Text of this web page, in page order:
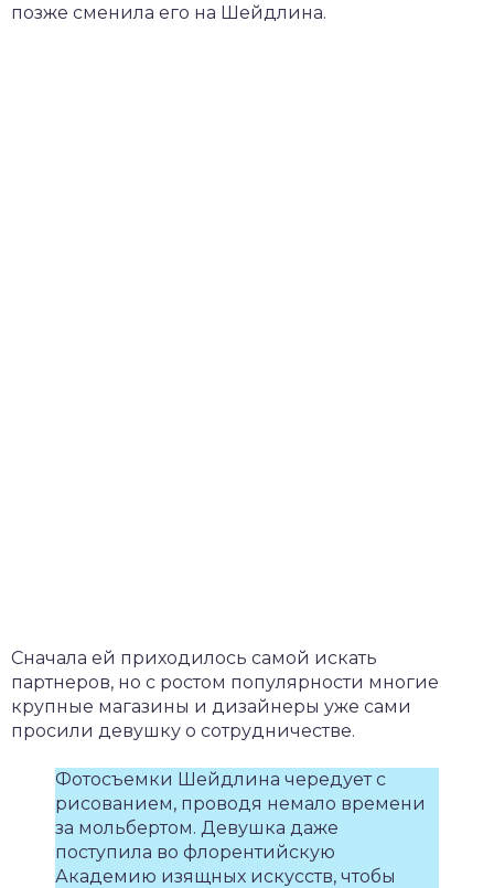
позже сменила его на Шейдлина.
Сначала ей приходилось самой искать
партнеров, но с ростом популярности многие
крупные магазины и дизайнеры уже сами
просили девушку о сотрудничестве.
Фотосъемки Шейдлина чередует с
рисованием, проводя немало времени
за мольбертом. Девушка даже
поступила во флорентийскую
Академию изящных искусств, чтобы